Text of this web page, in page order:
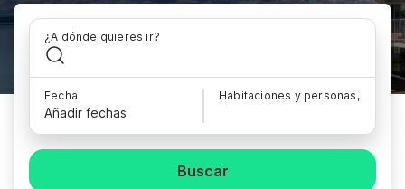
¿A dónde quieres ir?
Fecha
Añadir fechas
Habitaciones y personas,
Buscar